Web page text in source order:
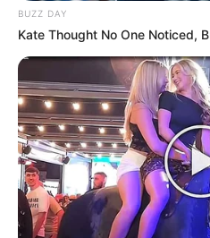
BUZZ DAY
Kate Thought No One Noticed,